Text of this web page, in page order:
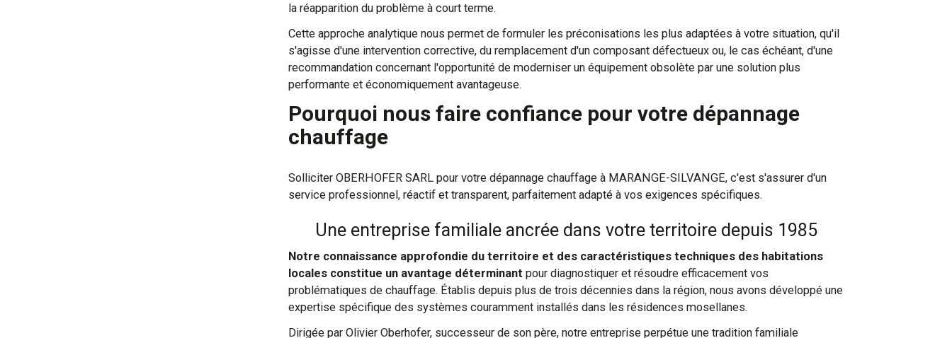
la réapparition du problème à court terme.
Cette approche analytique nous permet de formuler les préconisations les plus adaptées à votre situation, qu'il
s'agisse d'une intervention corrective, du remplacement d'un composant défectueux ou, le cas échéant, d'une
recommandation concernant l'opportunité de moderniser un équipement obsolète par une solution plus
performante et économiquement avantageuse.
Pourquoi nous faire confiance pour votre dépannage
chauffage
Solliciter OBERHOFER SARL pour votre dépannage chauffage à MARANGE-SILVANGE, c'est s'assurer d'un
service professionnel, réactif et transparent, parfaitement adapté à vos exigences spécifiques.
Une entreprise familiale ancrée dans votre territoire depuis 1985
Notre connaissance approfondie du territoire et des caractéristiques techniques des habitations
locales constitue un avantage déterminant pour diagnostiquer et résoudre efficacement vos
problématiques de chauffage. Établis depuis plus de trois décennies dans la région, nous avons développé une
expertise spécifique des systèmes couramment installés dans les résidences mosellanes.
Dirigée par Olivier Oberhofer, successeur de son père, notre entreprise perpétue une tradition familiale